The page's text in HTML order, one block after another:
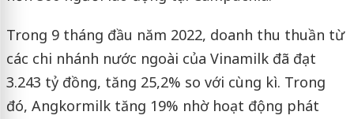
Trong 9 tháng đầu năm 2022, doanh thu thuần từ
các chi nhánh nước ngoài của Vinamilk đã đạt
3.243 tỷ đồng, tăng 25,2% so với cùng kì. Trong
đó, Angkormilk tăng 19% nhờ hoạt động phát